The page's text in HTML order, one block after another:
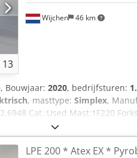
13
Wijchen 46 km
, Bouwjaar: 2020, bedrijfsturen:
, masttype: Simplex,
Cat.:Used Mast:1F220
hours Capacity:24v /
steunpoten 1400 mmBreedte
LPE 200 * Atex EX *